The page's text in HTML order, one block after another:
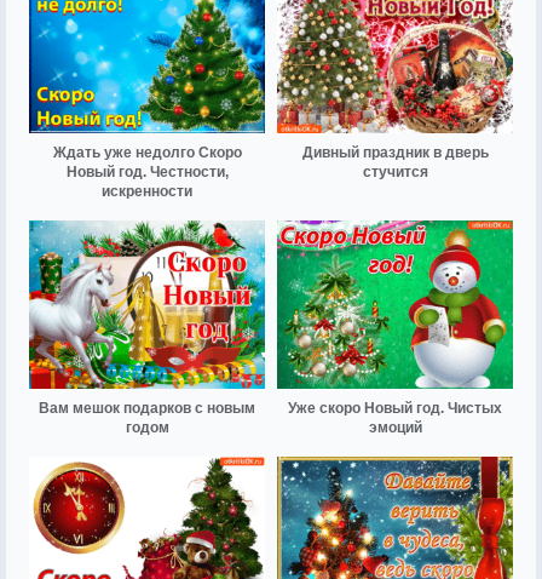
Ждать уже недолго Скоро
Новый год. Честности,
искренности
Дивный праздник в дверь
стучится
Вам мешок подарков с новым
годом
Уже скоро Новый год. Чистых
эмоций